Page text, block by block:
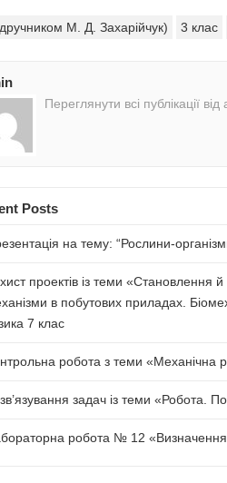
М. Д. Захарійчук) 3 клас
Переглянути всі публікації
Posts
на тему: “Рослини-
проектів із теми «Становлення
в побутових приладах.
7 клас
робота з теми «Механічна
задач із теми «Робота.
робота № 12 «Визначення